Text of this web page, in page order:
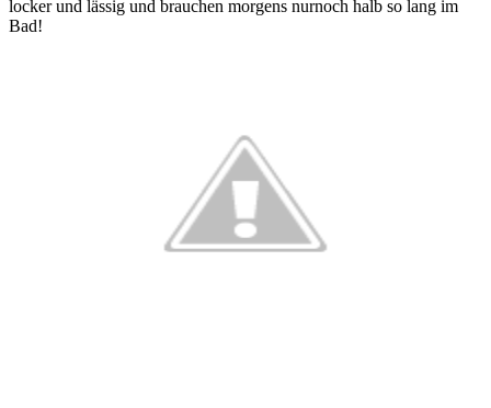
locker und lässig und brauchen morgens nurnoch halb so lang im
Bad!